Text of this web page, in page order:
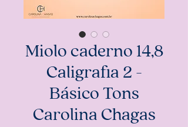
Miolo caderno 14,8
Caligrafia 2 -
Básico Tons
Carolina Chagas